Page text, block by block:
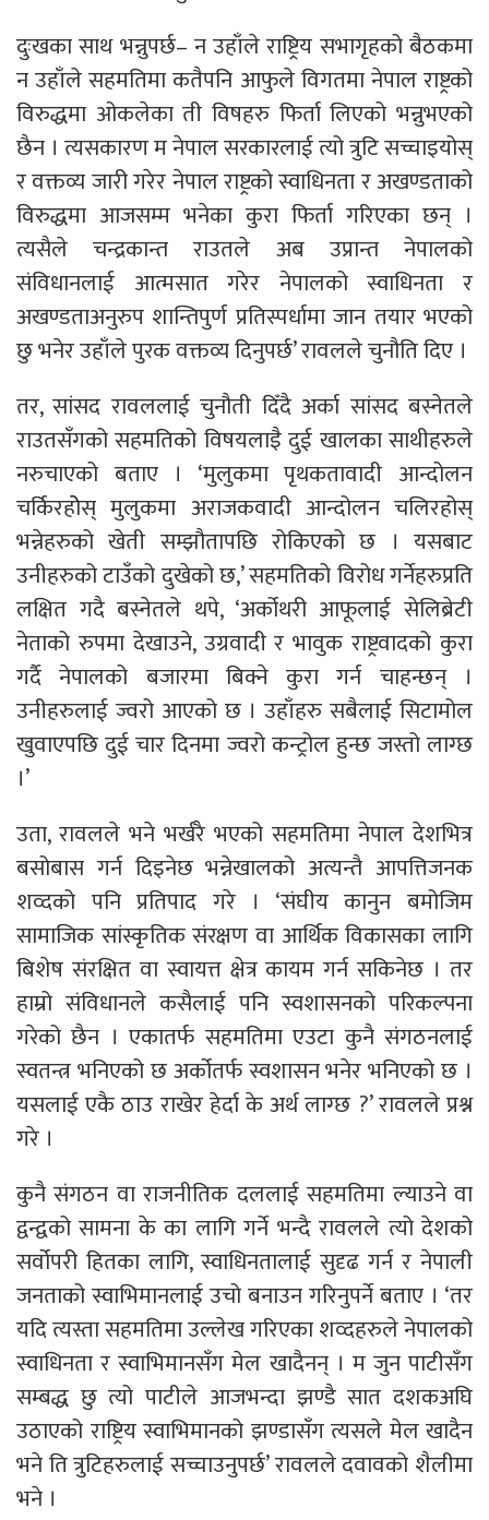
दुःखका साथ भन्नुपर्छ– न उहाँले राष्ट्रिय सभागृहको बैठकमा
न उहाँले सहमतिमा कतैपनि आफुले विगतमा नेपाल राष्ट्रको
विरुद्धमा ओकलेका ती विषहरु फिर्ता लिएको भन्नुभएको
छैन । त्यसकारण म नेपाल सरकारलाई त्यो त्रुटि सच्चाइयोस्
र वक्तव्य जारी गरेर नेपाल राष्ट्रको स्वाधिनता र अखण्डताको
विरुद्धमा आजसम्म भनेका कुरा फिर्ता गरिएका छन् ।
त्यसैले चन्द्रकान्त राउतले अब उप्रान्त नेपालको
संविधानलाई आत्मसात गरेर नेपालको स्वाधिनता र
अखण्डताअनुरुप शान्तिपुर्ण प्रतिस्पर्धामा जान तयार भएको
छु भनेर उहाँले पुरक वक्तव्य दिनुपर्छ’ रावलले चुनौति दिए ।
तर, सांसद रावललाई चुनौती दिँदै अर्का सांसद बस्नेतले
राउतसँगको सहमतिको विषयलाइै दुई खालका साथीहरुले
नरुचाएको बताए । ‘मुलुकमा पृथकतावादी आन्दोलन
चर्किरहोेस् मुलुकमा अराजकवादी आन्दोलन चलिरहोस्
भन्नेहरुको खेती सम्झौतापछि रोकिएको छ । यसबाट
उनीहरुको टाउँको दुखेको छ,’ सहमतिको विरोध गर्नेहरुप्रति
लक्षित गदै बस्नेतले थपे, ‘अर्कोथरी आफूलाई सेलिब्रेटी
नेताको रुपमा देखाउने, उग्रवादी र भावुक राष्ट्रवादको कुरा
गर्दै नेपालको बजारमा बिक्ने कुरा गर्न चाहन्छन् ।
उनीहरुलाई ज्वरो आएको छ । उहाँहरु सबैलाई सिटामोल
खुवाएपछि दुई चार दिनमा ज्वरो कन्ट्रोल हुन्छ जस्तो लाग्छ
।’
उता, रावलले भने भर्खरै भएको सहमतिमा नेपाल देशभित्र
बसोबास गर्न दिइनेछ भन्नेखालको अत्यन्तै आपत्तिजनक
शव्दको पनि प्रतिपाद गरे । ‘संघीय कानुन बमोजिम
सामाजिक सांस्कृतिक संरक्षण वा आर्थिक विकासका लागि
बिशेष संरक्षित वा स्वायत्त क्षेत्र कायम गर्न सकिनेछ । तर
हाम्रो संविधानले कसैलाई पनि स्वशासनको परिकल्पना
गरेको छैन । एकातर्फ सहमतिमा एउटा कुनै संगठनलाई
स्वतन्त्र भनिएको छ अर्कोतर्फ स्वशासन भनेर भनिएको छ ।
यसलाई एकै ठाउ राखेर हेर्दा के अर्थ लाग्छ ?’ रावलले प्रश्न
गरे ।
कुनै संगठन वा राजनीतिक दललाई सहमतिमा ल्याउने वा
द्वन्द्वको सामना के का लागि गर्ने भन्दै रावलले त्यो देशको
सर्वोपरी हितका लागि, स्वाधिनतालाई सुदृढ गर्न र नेपाली
जनताको स्वाभिमानलाई उचो बनाउन गरिनुपर्ने बताए । ‘तर
यदि त्यस्ता सहमतिमा उल्लेख गरिएका शव्दहरुले नेपालको
स्वाधिनता र स्वाभिमानसँग मेल खादैनन् । म जुन पाटीसँग
सम्बद्ध छु त्यो पाटीले आजभन्दा झण्डै सात दशकअघि
उठाएको राष्ट्रिय स्वाभिमानको झण्डासँग त्यसले मेल खादैन
भने ति त्रुटिहरुलाई सच्चाउनुपर्छ’ रावलले दवावको शैलीमा
भने ।